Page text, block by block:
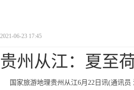
2021-06-23 17:45
贵州从江：夏至
国家旅游地理贵州从江6月22日讯(通讯